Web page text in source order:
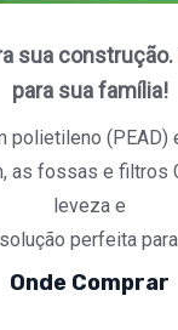
sua
para sua família!
polietileno (PEAD)
as fossas e filtros
leveza e
perfeita
Onde Comprar